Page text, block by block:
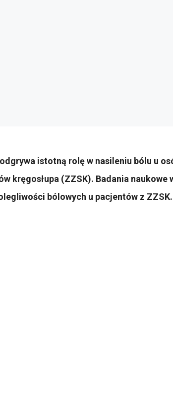
istotną rolę w nasileniu bólu u
kręgosłupa (ZZSK). Badania naukowe
bólowych u pacjentów z ZZSK.